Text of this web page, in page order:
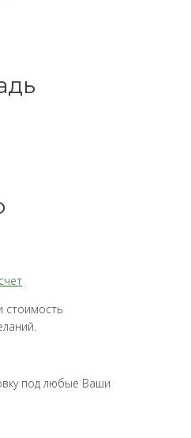
стоимость
под любые Ваши